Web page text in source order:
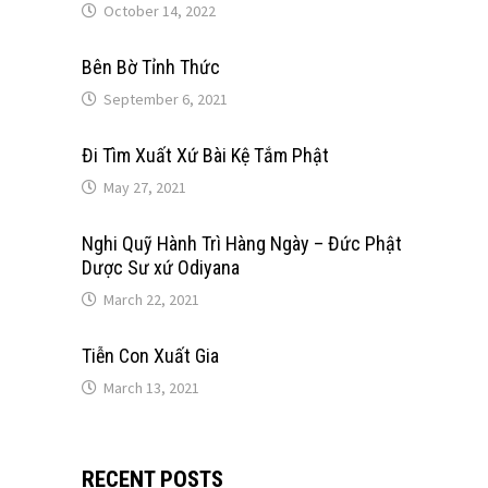
October 14, 2022
Bên Bờ Tỉnh Thức
September 6, 2021
Đi Tìm Xuất Xứ Bài Kệ Tắm Phật
May 27, 2021
Nghi Quỹ Hành Trì Hàng Ngày – Đức Phật
Dược Sư xứ Odiyana
March 22, 2021
Tiễn Con Xuất Gia
March 13, 2021
RECENT POSTS